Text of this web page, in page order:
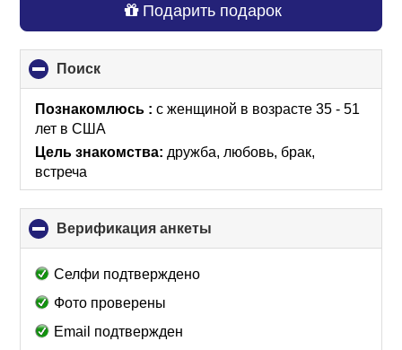
Подарить подарок
Поиск
to
collapse
contents
Познакомлюсь :с женщиной в возрасте 35 - 51
лет в США
Цель знакомства: дружба, любовь, брак,
встреча
Верификация анкеты
to
Селфи подтверждено
Фото проверены
Email подтвержден